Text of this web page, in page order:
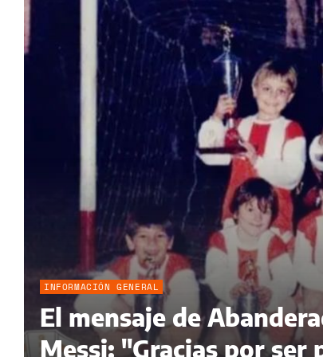
INFORMACIÓN GENERAL
El mensaje de
Messi: "Gracias por